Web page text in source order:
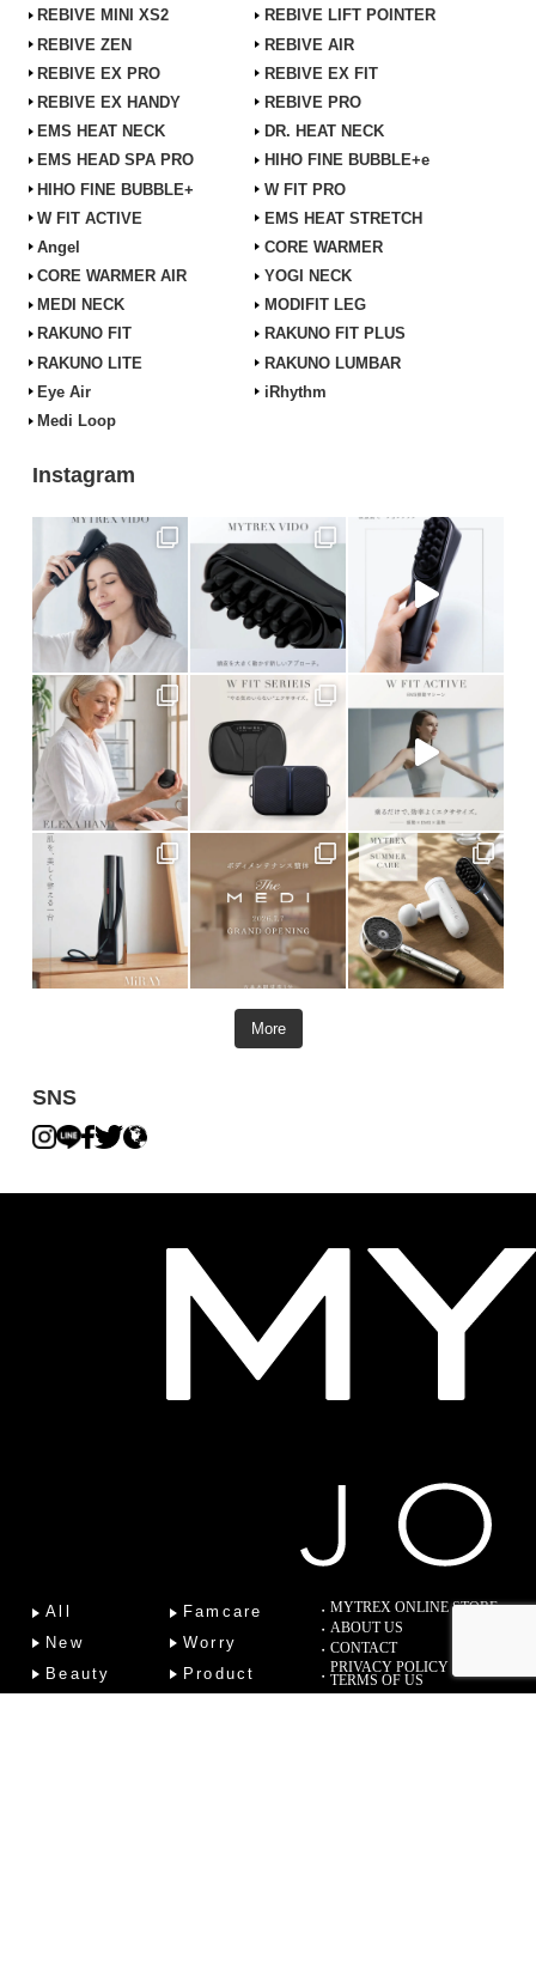
REBIVE MINI XS2
REBIVE LIFT POINTER
REBIVE ZEN
REBIVE AIR
REBIVE EX PRO
REBIVE EX FIT
REBIVE EX HANDY
REBIVE PRO
EMS HEAT NECK
DR. HEAT NECK
EMS HEAD SPA PRO
HIHO FINE BUBBLE+e
HIHO FINE BUBBLE+
W FIT PRO
W FIT ACTIVE
EMS HEAT STRETCH
Angel
CORE WARMER
CORE WARMER AIR
YOGI NECK
MEDI NECK
MODIFIT LEG
RAKUNO FIT
RAKUNO FIT PLUS
RAKUNO LITE
RAKUNO LUMBAR
Eye Air
iRhythm
Medi Loop
Instagram
More
SNS
All
New
Beauty
Famcare
Worry
Product
MYTREX ONLINE STORE
ABOUT US
CONTACT
PRIVACY POLICY
TERMS OF US